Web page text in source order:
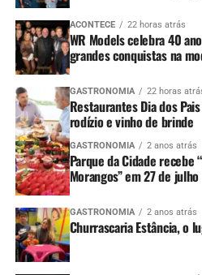
ACONTECE 22 horas atrás
WR Models celebra 40
grandes conquistas na
GASTRONOMIA 22 horas
Restaurantes Dia dos
rodízio e vinho de brinde
GASTRONOMIA 2 anos atrás
Parque da Cidade recebe
Morangos” em 27 de julho
GASTRONOMIA 2 anos atrás
Churrascaria Estância, o